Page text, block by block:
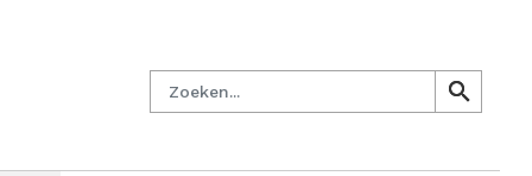
Zoeken
search
search